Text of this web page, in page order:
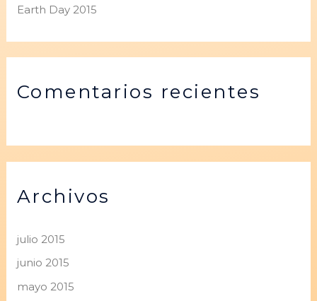
Earth Day 2015
Comentarios recientes
Archivos
julio 2015
junio 2015
mayo 2015